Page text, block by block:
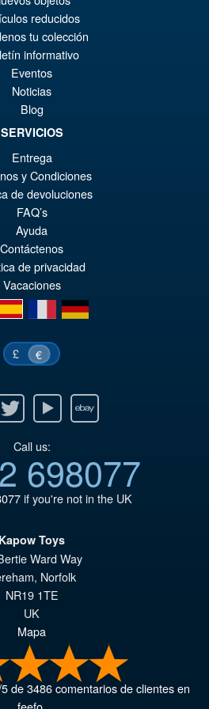
ORDENA
S.H.Figuarts Yu Yu Hakusho
Hiei Action Figure
PRE ORDENA
reducidos
tu colección
informativo
Eventos
Noticias
Blog
SERVICIOS
Entrega
y Condiciones
de devoluciones
FAQ’s
Ayuda
Contáctenos
de privacidad
Vacaciones
fr de
£ €
Ebay
Call us:
698077
if you're not in the UK
Kapow Toys
Ward Way
, Norfolk
NR19 1TE
UK
Mapa
5de3486comentarios de clientes en